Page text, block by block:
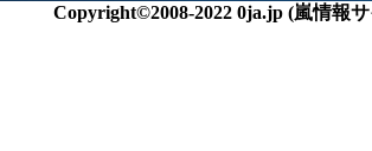
Copyright©2008-2022 0ja.jp (嵐情報